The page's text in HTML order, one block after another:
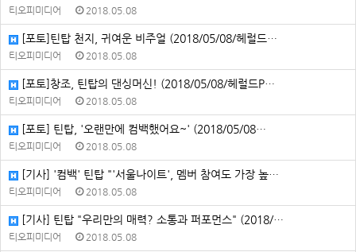
티오피미디어 2018.05.08
[포토]틴탑 천지, 귀여운 비주얼 (2018/05/08/헤럴드…
티오피미디어 2018.05.08
[포토]창조, 틴탑의 댄싱머신! (2018/05/08/헤럴드P…
티오피미디어 2018.05.08
[포토] 틴탑, '오랜만에 컴백했어요~' (2018/05/08…
티오피미디어 2018.05.08
[기사] '컴백' 틴탑 "'서울나이트', 멤버 참여도 가장 높…
티오피미디어 2018.05.08
[기사] 틴탑 "우리만의 매력? 소통과 퍼포먼스" (2018/…
티오피미디어 2018.05.08